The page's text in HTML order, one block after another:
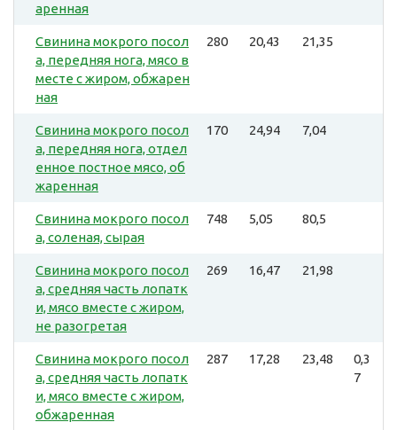
аренная
Свинина мокрого посол
а, передняя нога, мясо в
месте с жиром, обжарен
ная
280 20,43 21,35
Свинина мокрого посол
а, передняя нога, отдел
енное постное мясо, об
жаренная
170 24,94 7,04
Свинина мокрого посол
а, соленая, сырая
748 5,05 80,5
Свинина мокрого посол
а, средняя часть лопатк
и, мясо вместе с жиром,
не разогретая
269 16,47 21,98
Свинина мокрого посол
а, средняя часть лопатк
и, мясо вместе с жиром,
обжаренная
287 17,28 23,48
0,3
7